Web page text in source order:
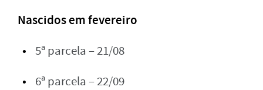
Nascidos em fevereiro
5ª parcela – 21/08
6ª parcela – 22/09